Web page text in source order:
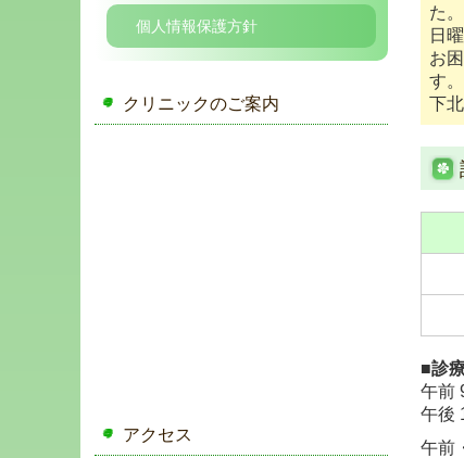
個人情報保護方針
クリニックのご案内
アクセス
た。
日
お
す
下
■診
午前
午後
午前